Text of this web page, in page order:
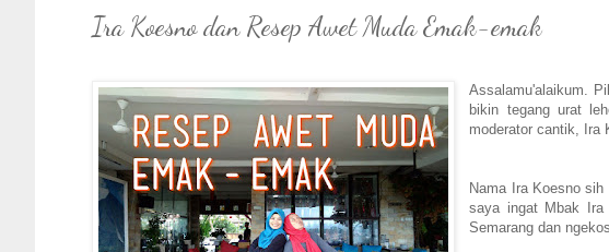
Ira Koesno dan Resep Awet Muda Emak-emak
Assalamu'alaikum.
bikin tegang urat
moderator cantik, Ira
Nama Ira Koesno
saya ingat Mbak
Semarang dan